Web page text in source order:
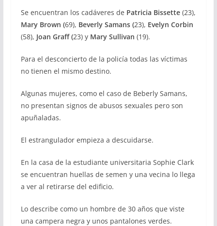
Se encuentran los cadáveres de Patricia Bissette(23),
Mary Brown (69), Beverly Samans (23), Evelyn Corbin
(58), Joan Graff (23) yMary Sullivan (19).
Para el desconcierto de la policía todas las víctimas
no tienen el mismo destino.
Algunas mujeres, como el caso de Beberly Samans,
no presentan signos de abusos sexuales pero son
apuñaladas.
El estrangulador empieza a descuidarse.
En la casa de la estudiante universitaria Sophie Clark
se encuentran huellas de semen y una vecina lo llega
a ver al retirarse del edificio.
Lo describe como un hombre de 30 años que viste
una campera negra y unos pantalones verdes.